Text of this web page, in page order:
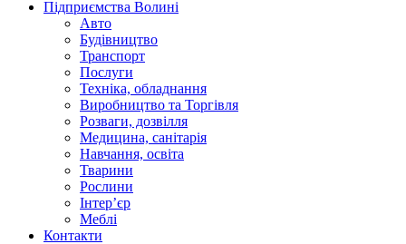
Підприємства Волині
Авто
Будівництво
Транспорт
Послуги
Техніка, обладнання
Виробництво та Торгівля
Розваги, дозвілля
Медицина, санітарія
Навчання, освіта
Тварини
Рослини
Інтер’єр
Меблі
Контакти